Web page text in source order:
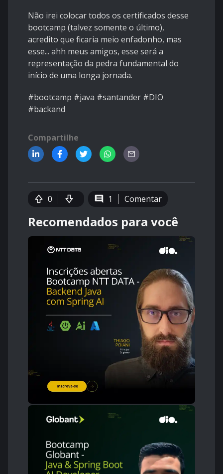
Não irei colocar todos os certificados desse
bootcamp (talvez somente o último),
acredito que ficaria meio enfadonho, mas
esse... ahh meus amigos, esse será a
representação da pedra fundamental do
início de uma longa jornada.
#bootcamp #java #santander #DIO
#backand
Compartilhe
0 1 Comentar
Recomendados para você